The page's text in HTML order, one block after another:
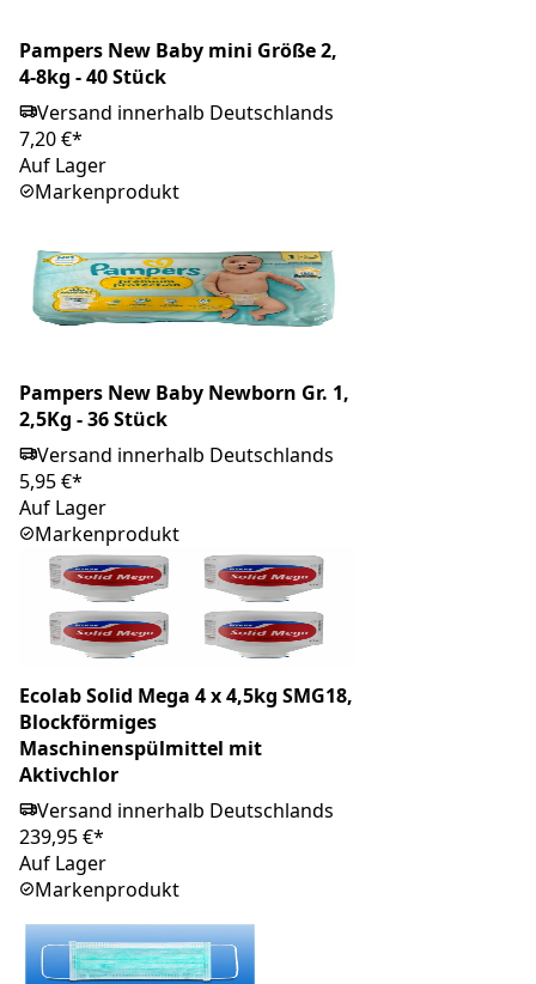
Pampers New Baby mini Größe 2,
4-8kg - 40 Stück
Versand innerhalb Deutschlands
7,20 €*
Auf Lager
Markenprodukt
Pampers New Baby Newborn Gr. 1,
2,5Kg - 36 Stück
Versand innerhalb Deutschlands
5,95 €*
Auf Lager
Markenprodukt
Ecolab Solid Mega 4 x 4,5kg SMG18,
Blockförmiges
Maschinenspülmittel mit
Aktivchlor
Versand innerhalb Deutschlands
239,95 €*
Auf Lager
Markenprodukt